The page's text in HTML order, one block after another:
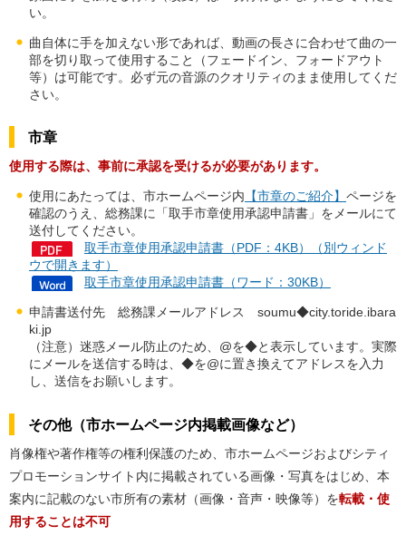
い。
曲自体に手を加えない形であれば、動画の長さに合わせて曲の一
部を切り取って使用すること（フェードイン、フォードアウト
等）は可能です。必ず元の音源のクオリティのまま使用してくだ
さい。
市章
使用する際は、事前に承認を受けるが必要があります。
使用にあたっては、市ホームページ内 【市章のご紹介】 ページを
確認のうえ、総務課に「取手市章使用承認申請書」をメールにて
送付してください。
取手市章使用承認申請書（PDF：4KB）（別ウィンド
ウで開きます）
取手市章使用承認申請書（ワード：30KB）
申請書送付先 総務課メールアドレス soumu◆city.toride.ibara
ki.jp
（注意）迷惑メール防止のため、@を◆と表示しています。実際
にメールを送信する時は、◆を@に置き換えてアドレスを入力
し、送信をお願いします。
その他（市ホームページ内掲載画像など）
肖像権や著作権等の権利保護のため、市ホームページおよびシティ
プロモーションサイト内に掲載されている画像・写真をはじめ、本
案内に記載のない市所有の素材（画像・音声・映像等）を転載・使
用することは不可